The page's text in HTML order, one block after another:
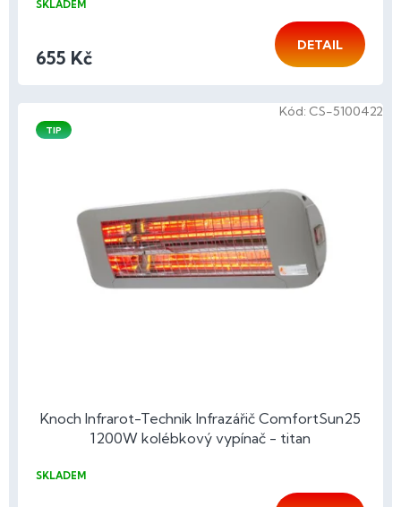
SKLADEM
655 Kč
DETAIL
TIP
Knoch Infrarot-Technik Infrazářič ComfortSun25
1200W kolébkový vypínač - titan
SKLADEM
Kód: CS-5100422